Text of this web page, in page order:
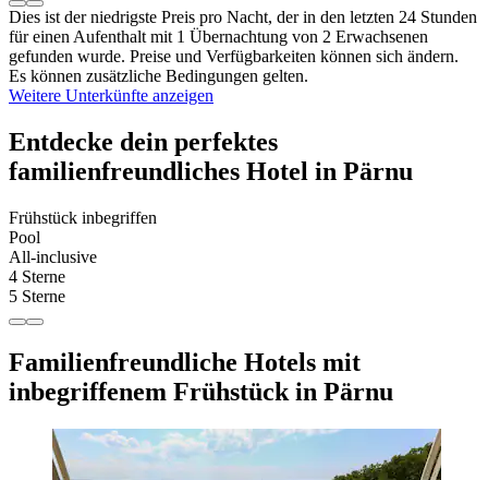
Dies ist der niedrigste Preis pro Nacht, der in den letzten 24 Stunden
für einen Aufenthalt mit 1 Übernachtung von 2 Erwachsenen
gefunden wurde. Preise und Verfügbarkeiten können sich ändern.
Es können zusätzliche Bedingungen gelten.
Weitere Unterkünfte anzeigen
Entdecke dein perfektes
familienfreundliches Hotel in Pärnu
Frühstück inbegriffen
Pool
All-inclusive
4 Sterne
5 Sterne
Familienfreundliche Hotels mit
inbegriffenem Frühstück in Pärnu